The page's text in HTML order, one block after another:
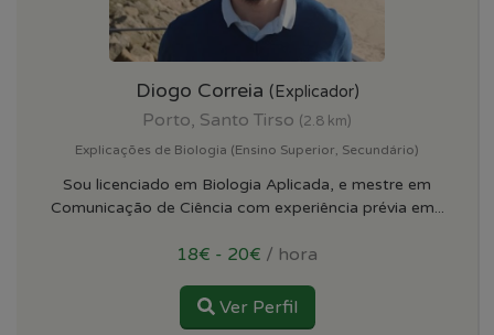
Diogo Correia (Explicador)
Porto, Santo Tirso (2.8 km)
Explicações de Biologia (Ensino Superior, Secundário)
Sou licenciado em Biologia Aplicada, e mestre em
Comunicação de Ciência com experiência prévia em...
18€ - 20€ / hora
Ver Perfil